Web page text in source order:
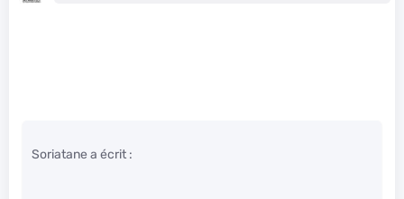
Soriatane a écrit :